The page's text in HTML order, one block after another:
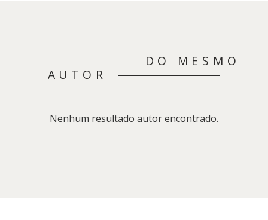
DO MESMO
AUTOR
Nenhum resultado autor encontrado.